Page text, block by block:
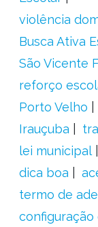
violência
Busca Ativa
São Vicente
reforço
Porto Velho
Irauçuba
lei municipal
dica boa
termo de